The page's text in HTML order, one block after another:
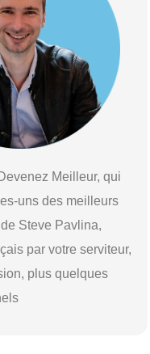
Meilleur, qui
uns des meilleurs
Steve Pavlina,
par votre serviteur,
plus quelques